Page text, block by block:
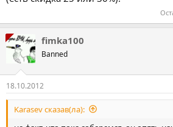
я
fimka100
Banned
18.10.2012
Karasev сказав(ла):